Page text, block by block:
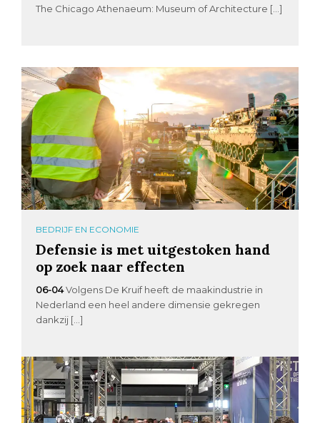
The Chicago Athenaeum: Museum of Architecture […]
BEDRIJF EN ECONOMIE
Defensie is met uitgestoken hand
op zoek naar effecten
06-04Volgens De Kruif heeft de maakindustrie in
Nederland een heel andere dimensie gekregen
dankzij […]